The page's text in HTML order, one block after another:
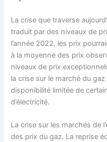
La crise que traverse
traduit par des niveaux de
l’année 2022, les prix
à la moyenne des prix
niveaux de prix
la crise sur le marché du gaz
disponibilité limitée de
d’électricité.
La crise sur les marchés de
des prix du gaz. La reprise